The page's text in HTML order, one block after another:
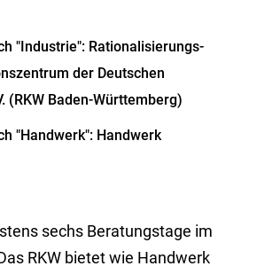
"Industrie": Rationalisierungs-
der Deutschen
(RKW Baden-Württemberg)
"Handwerk": Handwerk
sechs Beratungstage im
RKW bietet wie Handwerk